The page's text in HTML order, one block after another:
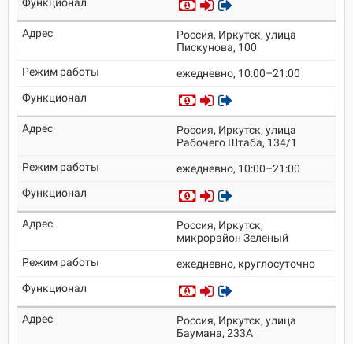
Россия, Иркутск, улица
Пискунова, 100
ежедневно, 10:00–21:00
Россия, Иркутск, улица
Рабочего Штаба, 134/1
ежедневно, 10:00–21:00
Россия, Иркутск,
микрорайон Зеленый
ежедневно, круглосуточно
Россия, Иркутск, улица
Баумана, 233А